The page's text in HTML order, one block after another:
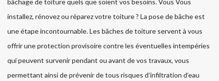
bâchage de toiture quels que soient vos besoins. Vous Vous
installez, rénovez ou réparez votre toiture ? La pose de bâche est
une étape incontournable. Les bâches de toiture servent à vous
offrir une protection provisoire contre les éventuelles intempéries
qui peuvent survenir pendant ou avant de vos travaux, vous
permettant ainsi de prévenir de tous risques d’infiltration d’eau